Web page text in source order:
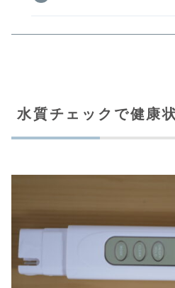
水質チェックで健康